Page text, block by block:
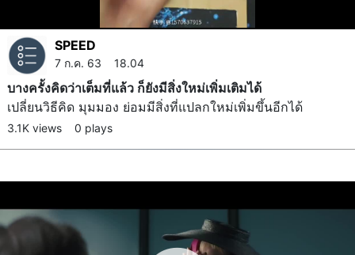
SPEED
7 ก.ค. 63 18.04
บางครั้งคิดว่าเต็มที่แล้ว ก็ยังมีสิ่งใหม่เพิ่มเติมได้
เปลี่ยนวิธีคิด มุมมอง ย่อมมีสิ่งที่แปลกใหม่เพิ่มขึ้นอีกได้
3.1K views 0 plays